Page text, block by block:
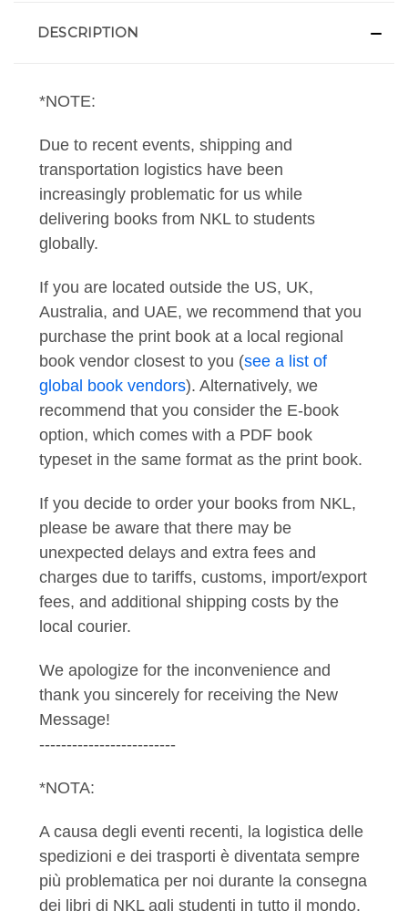
DESCRIPTION
*NOTE:
Due to recent events, shipping and
transportation logistics have been
increasingly problematic for us while
delivering books from NKL to students
globally.
If you are located outside the US, UK,
Australia, and UAE, we recommend that you
purchase the print book at a local regional
book vendor closest to you (see a list of
global book vendors). Alternatively, we
recommend that you consider the E-book
option, which comes with a PDF book
typeset in the same format as the print book.
If you decide to order your books from NKL,
please be aware that there may be
unexpected delays and extra fees and
charges due to tariffs, customs, import/export
fees, and additional shipping costs by the
local courier.
We apologize for the inconvenience and
thank you sincerely for receiving the New
Message!
-------------------------
*NOTA:
A causa degli eventi recenti, la logistica delle
spedizioni e dei trasporti è diventata sempre
più problematica per noi durante la consegna
dei libri di NKL agli studenti in tutto il mondo.